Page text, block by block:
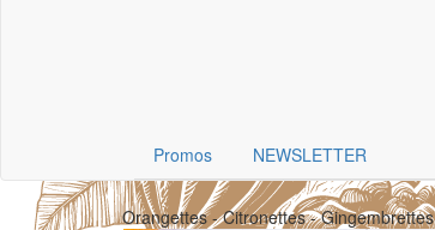
Promos
NEWSLETTER
Orangettes - Citronettes - Gingembrettes